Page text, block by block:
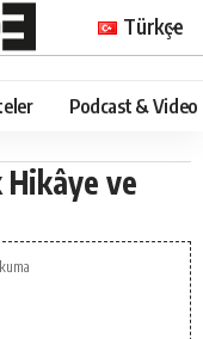
Türkçe
Podcast & Video
Hikâye ve